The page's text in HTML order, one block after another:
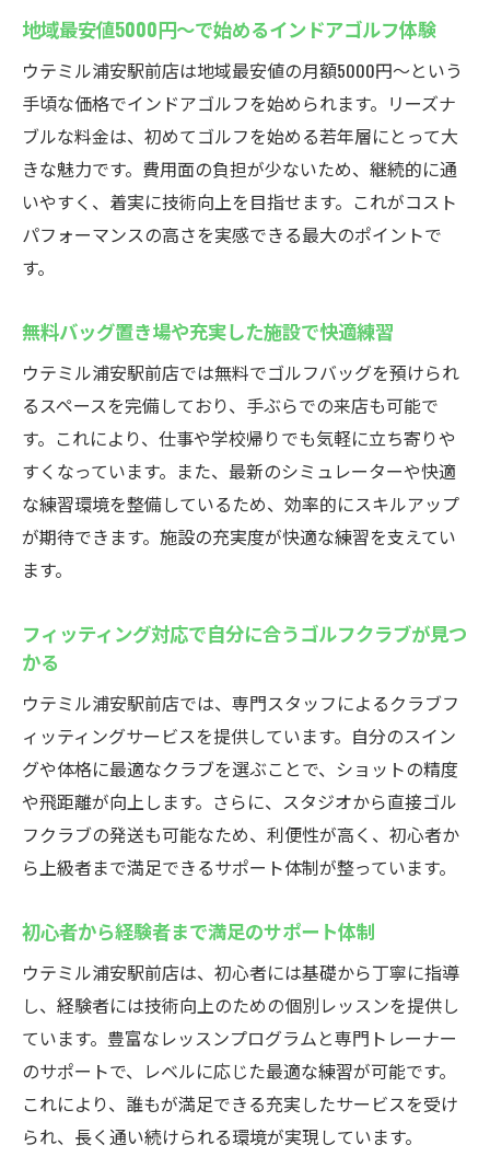
コスト重視に応える地域最安値5000円〜の
理由
追加料金不要の無料サービスが充実
料金プランの柔軟性と自分に合った通い方
低価格でも最新設備のインドアゴルフ環境
学生や若者におすすめのコスパスクール
仕事帰りや休日も使える24時間体制のメリ
ット
インドアゴルフスクールで深夜練習が可能
な理由
混雑を避けて自分のペースで通える環境
忙しい社会人や学生に最適な時間設定
夜間も安心して利用できるセキュリティ対
好きな時間に練習できる自由度の高さ
上する方法
個別指導で一人ひとりに合ったレッスン内
容
最新シミュレーターを活用したインドアゴ
ルフ練習
フィッティングサービスで最適クラブを選
初心者から上級者まで対応の豊富なメニュ
ー
定期的なスイング解析で課題を克服
効率的な練習ルーティンの作り方
駅から徒歩30秒！通いやすい浦安のインドアゴ
ルフスクール
雨の日も安心の駅近インドアゴルフスクー
地域最安値5000円〜で始めるインドアゴルフ体験
ウテミル浦安駅前店は地域最安値の月額5000円〜という
手頃な価格でインドアゴルフを始められます。リーズナ
ブルな料金は、初めてゴルフを始める若年層にとって大
きな魅力です。費用面の負担が少ないため、継続的に通
いやすく、着実に技術向上を目指せます。これがコスト
パフォーマンスの高さを実感できる最大のポイントで
す。
無料バッグ置き場や充実した施設で快適練習
ウテミル浦安駅前店では無料でゴルフバッグを預けられ
るスペースを完備しており、手ぶらでの来店も可能で
す。これにより、仕事や学校帰りでも気軽に立ち寄りや
すくなっています。また、最新のシミュレーターや快適
な練習環境を整備しているため、効率的にスキルアップ
が期待できます。施設の充実度が快適な練習を支えてい
ます。
フィッティング対応で自分に合うゴルフクラブが見つ
かる
ウテミル浦安駅前店では、専門スタッフによるクラブフ
ィッティングサービスを提供しています。自分のスイン
グや体格に最適なクラブを選ぶことで、ショットの精度
や飛距離が向上します。さらに、スタジオから直接ゴル
フクラブの発送も可能なため、利便性が高く、初心者か
ら上級者まで満足できるサポート体制が整っています。
初心者から経験者まで満足のサポート体制
ウテミル浦安駅前店は、初心者には基礎から丁寧に指導
し、経験者には技術向上のための個別レッスンを提供し
ています。豊富なレッスンプログラムと専門トレーナー
のサポートで、レベルに応じた最適な練習が可能です。
これにより、誰もが満足できる充実したサービスを受け
られ、長く通い続けられる環境が実現しています。